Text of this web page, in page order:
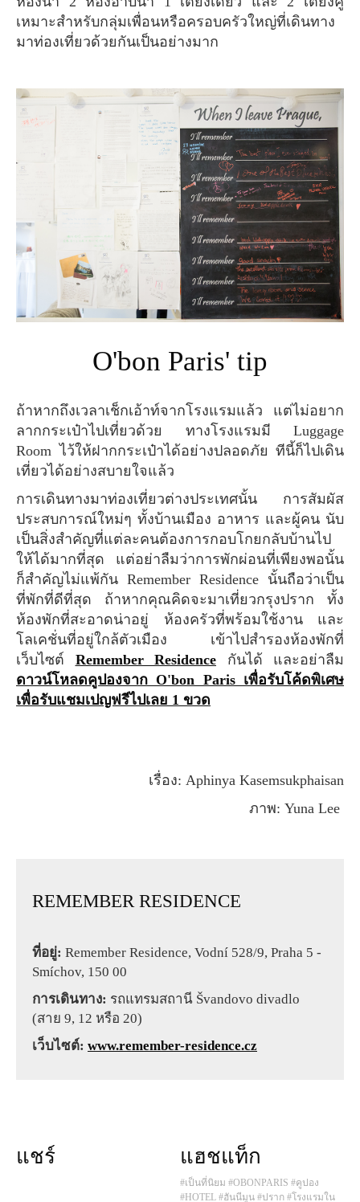
เหมาะสำหรับกลุ่มเพื่อนหรือครอบครัวใหญ่ที่เดินทาง
มาท่องเที่ยวด้วยกันเป็นอย่างมาก
O'bon Paris' tip
ถ้าหากถึงเวลาเช็กเอ้าท์จากโรงแรมแล้ว แต่ไม่อยาก
ลากกระเป๋าไปเที่ยวด้วย ทางโรงแรมมี Luggage
Room ไว้ให้ฝากกระเป๋าได้อย่างปลอดภัย ทีนี้ก็ไปเดิน
เที่ยวได้อย่างสบายใจแล้ว
การเดินทางมาท่องเที่ยวต่างประเทศนั้น การสัมผัส
ประสบการณ์ใหม่ๆ ทั้งบ้านเมือง อาหาร และผู้คน นับ
เป็นสิ่งสำคัญที่แต่ละคนต้องการกอบโกยกลับบ้านไป
ให้ได้มากที่สุด แต่อย่าลืมว่าการพักผ่อนที่เพียงพอนั้น
ก็สำคัญไม่แพ้กัน Remember Residence นั้นถือว่าเป็น
ที่พักที่ดีที่สุด ถ้าหากคุณคิดจะมาเที่ยวกรุงปราก ทั้ง
ห้องพักที่สะอาดน่าอยู่ ห้องครัวที่พร้อมใช้งาน และ
โลเคชั่นที่อยู่ใกล้ตัวเมือง เข้าไปสำรองห้องพักที่
เว็บไซต์ Remember Residence กันได้ และอย่าลืม
ดาวน์โหลดคูปองจาก O'bon Paris เพื่อรับโค้ดพิเศษ
เพื่อรับแชมเปญฟรีไปเลย 1 ขวด
เรื่อง: Aphinya Kasemsukphaisan
ภาพ: Yuna Lee
REMEMBER RESIDENCE
ที่อยู่: Remember Residence, Vodní 528/9, Praha 5 -
Smíchov, 150 00
การเดินทาง: รถแทรมสถานี Švandovo divadlo
(สาย 9, 12 หรือ 20)
เว็บไซต์: www.remember-residence.cz
แชร์ แฮชแท็ก
#เป็นที่นิยม #OBONPARIS #คูปอง
#HOTEL #ฮันนีมูน #ปราก #โรงแรมใน